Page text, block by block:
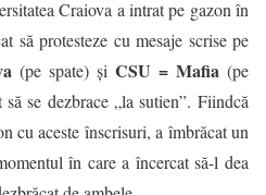
Craiova a intrat pe gazon în
să protesteze cu mesaje scrise pe
(pe spate) și CSU = Mafia (pe
se dezbrace „la sutien”. Fiindcă
cu aceste înscrisuri, a îmbrăcat un
în care a încercat să-l dea